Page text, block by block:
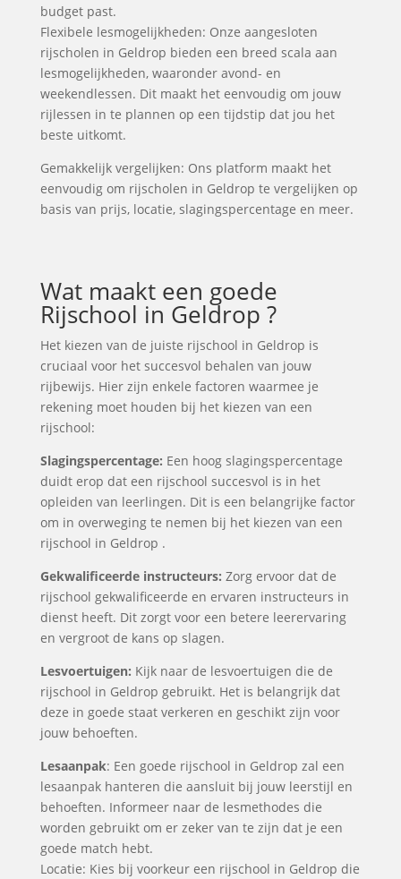
budget past.
Flexibele lesmogelijkheden: Onze aangesloten
rijscholen in Geldrop bieden een breed scala aan
lesmogelijkheden, waaronder avond- en
weekendlessen. Dit maakt het eenvoudig om jouw
rijlessen in te plannen op een tijdstip dat jou het
beste uitkomt.
Gemakkelijk vergelijken: Ons platform maakt het
eenvoudig om rijscholen in Geldrop te vergelijken op
basis van prijs, locatie, slagingspercentage en meer.
Wat maakt een goede
Rijschool in Geldrop ?
Het kiezen van de juiste rijschool in Geldrop is
cruciaal voor het succesvol behalen van jouw
rijbewijs. Hier zijn enkele factoren waarmee je
rekening moet houden bij het kiezen van een
rijschool:
Slagingspercentage: Een hoog slagingspercentage
duidt erop dat een rijschool succesvol is in het
opleiden van leerlingen. Dit is een belangrijke factor
om in overweging te nemen bij het kiezen van een
rijschool in Geldrop .
Gekwalificeerde instructeurs: Zorg ervoor dat de
rijschool gekwalificeerde en ervaren instructeurs in
dienst heeft. Dit zorgt voor een betere leerervaring
en vergroot de kans op slagen.
Lesvoertuigen: Kijk naar de lesvoertuigen die de
rijschool in Geldrop gebruikt. Het is belangrijk dat
deze in goede staat verkeren en geschikt zijn voor
jouw behoeften.
Lesaanpak: Een goede rijschool in Geldrop zal een
lesaanpak hanteren die aansluit bij jouw leerstijl en
behoeften. Informeer naar de lesmethodes die
worden gebruikt om er zeker van te zijn dat je een
goede match hebt.
Locatie: Kies bij voorkeur een rijschool in Geldrop die